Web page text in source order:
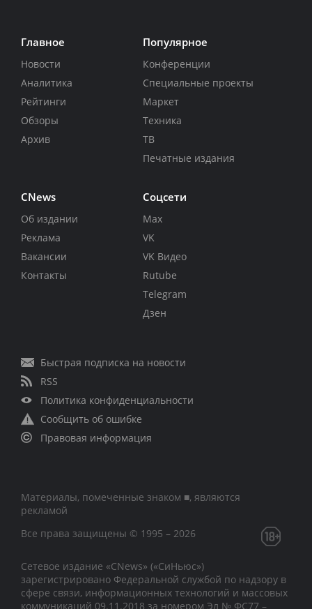
Главное
Новости
Аналитика
Рейтинги
Обзоры
Архив
Популярное
Конференции
Специальные проекты
Маркет
Техника
ТВ
Печатные издания
CNews
Об издании
Реклама
Вакансии
Контакты
Соцсети
Max
VK
VK Видео
Rutube
Telegram
Дзен
Быстрая подписка на новости
RSS
Политика конфиденциальности
Сообщить об ошибке
Правовая информация
Материалы, помеченные знаком ■, являются
рекламой
Все права защищены © 1995 – 2026
Сетевое издание «CNews» («СиНьюс»)
зарегистрировано Федеральной службой по надзору в
сфере связи, информационных технологий и массовых
коммуникаций 09.11.2018 за номером Эл № ФС77 –